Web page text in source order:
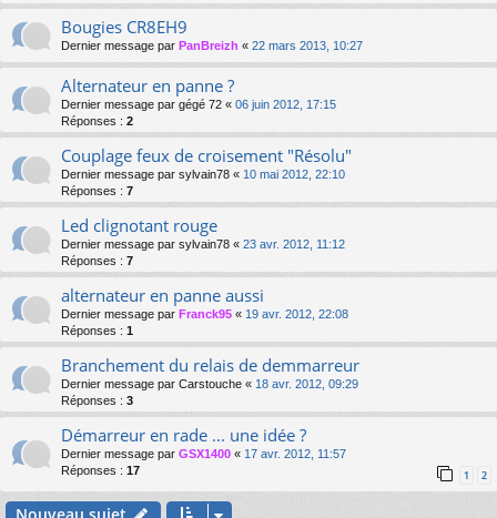
Bougies CR8EH9
Dernier message par PanBreizh « 22 mars 2013, 10:27
Alternateur en panne ?
Dernier message par gégé 72 « 06 juin 2012, 17:15
Réponses : 2
Couplage feux de croisement "Résolu"
Dernier message par sylvain78 « 10 mai 2012, 22:10
Réponses : 7
Led clignotant rouge
Dernier message par sylvain78 « 23 avr. 2012, 11:12
Réponses : 7
alternateur en panne aussi
Dernier message par Franck95 « 19 avr. 2012, 22:08
Réponses : 1
Branchement du relais de demmarreur
Dernier message par Carstouche « 18 avr. 2012, 09:29
Réponses : 3
Démarreur en rade ... une idée ?
Dernier message par GSX1400 « 17 avr. 2012, 11:57
Réponses : 17 1 2